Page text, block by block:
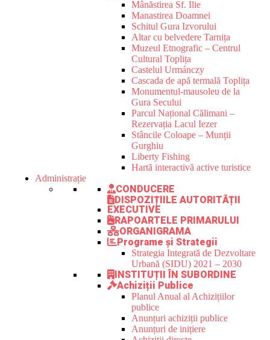
Mânăstirea Sf. Ilie
Manastirea Doamnei
Schitul Gura Izvorului
Altar cu belvedere Tarnița
Muzeul Etnografic – Centrul
Cultural Toplița
Castelul Urmánczy
Cascada de apă termală Toplița
Monumentul-mausoleu de la
Gura Secului
Parcul Național Călimani –
Rezervația Lacul Iezer
Stâncile Coloape – Munții
Gurghiu
Liberty Fishing
Hartă interactivă active turistice
Administrație
CONDUCERE
DISPOZIȚIILE AUTORITĂȚII
EXECUTIVE
RAPOARTELE PRIMARULUI
ORGANIGRAMA
Programe și Strategii
Strategia Integrată de Dezvoltare
Urbană (SIDU) 2021 – 2030
INSTITUȚII ÎN SUBORDINE
Achiziții Publice
Planul Anual al Achizițiilor
publice
Anunțuri achiziții publice
Anunțuri de inițiere